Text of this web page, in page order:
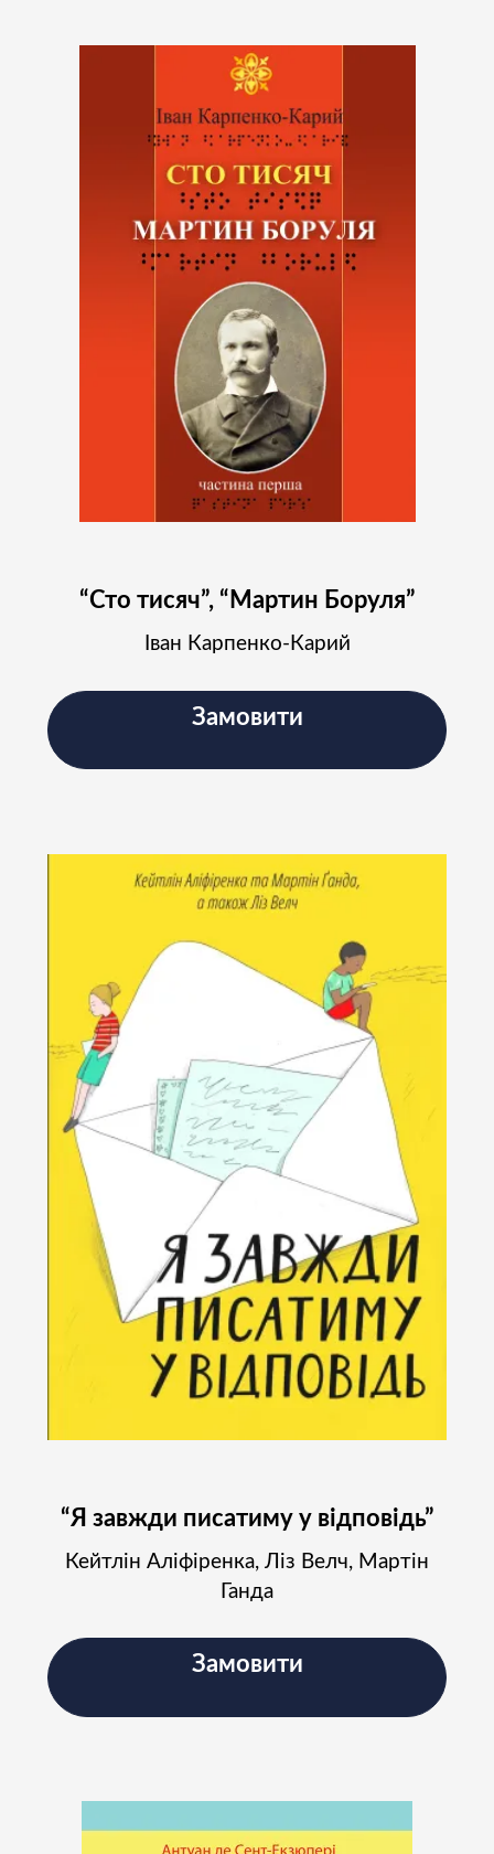
“Сто тисяч”, “Мартин Боруля”
Іван Карпенко-Карий
Замовити
“Я завжди писатиму у відповідь”
Кейтлін Аліфіренка, Ліз Велч, Мартін
Ганда
Замовити
Підпишіться на наш
новинами проєкту
Підписатись